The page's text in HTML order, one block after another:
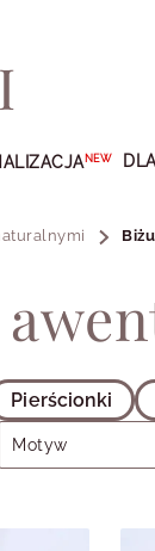
NEW
Pierścionki
Filtry
Motyw